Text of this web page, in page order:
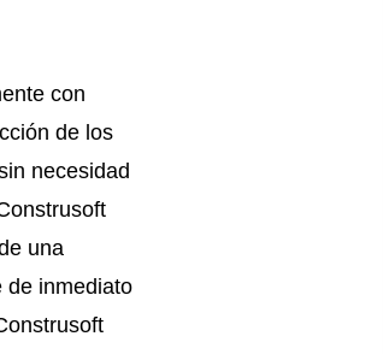
con
de los
necesidad
una
de inmediato